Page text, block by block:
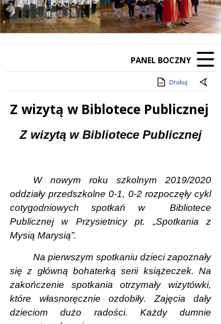
Poprzedni Element
Następny Element
❚❚
PANEL BOCZNY
Drukuj
Z wizytą w Biblotece Publicznej
Treść
Z wizytą w Bibliotece Publicznej
W nowym roku szkolnym 2019/2020
oddziały przedszkolne 0-1, 0-2 rozpoczęły cykl
cotygodniowych spotkań w
Bibliotece
Publicznej w Przysietnicy pt. „Spotkania z
Mysią Marysią”.
Na pierwszym spotkaniu dzieci zapoznały
się z główną bohaterką serii książeczek. Na
zakończenie spotkania otrzymały wizytówki,
które własnoręcznie ozdobiły. Zajęcia dały
dzieciom dużo radości. Każdy dumnie